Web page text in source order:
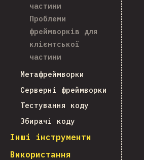
частини
Проблеми
фреймворків для
клієнтської
частини
Метафреймворки
Серверні фреймворки
Тестування коду
Збирачі коду
Інші інструменти
Використання